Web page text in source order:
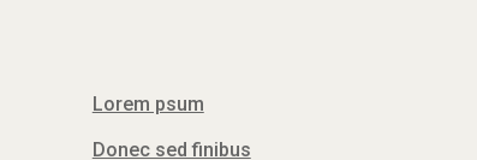
Lorem psum
Donec sed finibus